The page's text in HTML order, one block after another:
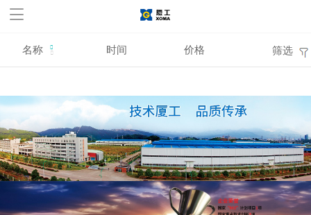
华体会官方网站,华体会
huatihui(中国)
名称 时间 价格 筛选